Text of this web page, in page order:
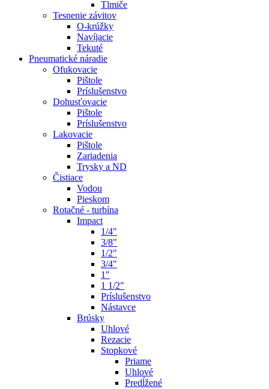
Tlmiče
Tesnenie závitov
O-krúžky
Navíjacie
Tekuté
Pneumatické náradie
Ofukovacie
Pištole
Príslušenstvo
Dohusťovacie
Pištole
Príslušenstvo
Lakovacie
Pištole
Zariadenia
Trysky a ND
Čistiace
Vodou
Pieskom
Rotačné - turbína
Impact
1/4"
3/8"
1/2"
3/4"
1"
1 1/2"
Príslušenstvo
Nástavce
Brúsky
Uhlové
Rezacie
Stopkové
Priame
Uhlové
Predĺžené